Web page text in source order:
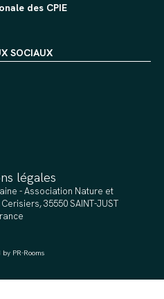
des CPIE
SOCIAUX
légales
- Association Nature et
35550 SAINT-JUST
by PR-Rooms